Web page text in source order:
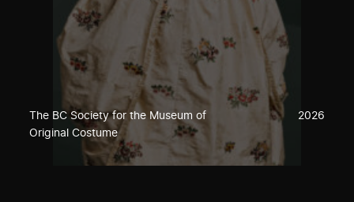
The BC Society for the Museum of
Original Costume
2026